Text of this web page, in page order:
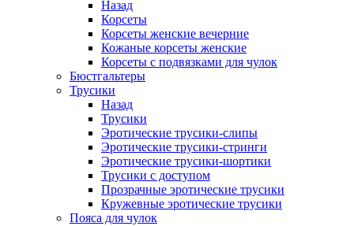
Назад
Корсеты
Корсеты женские вечерние
Кожаные корсеты женские
Корсеты с подвязками для чулок
Бюстгальтеры
Трусики
Назад
Трусики
Эротические трусики-слипы
Эротические трусики-стринги
Эротические трусики-шортики
Трусики с доступом
Прозрачные эротические трусики
Кружевные эротические трусики
Пояса для чулок